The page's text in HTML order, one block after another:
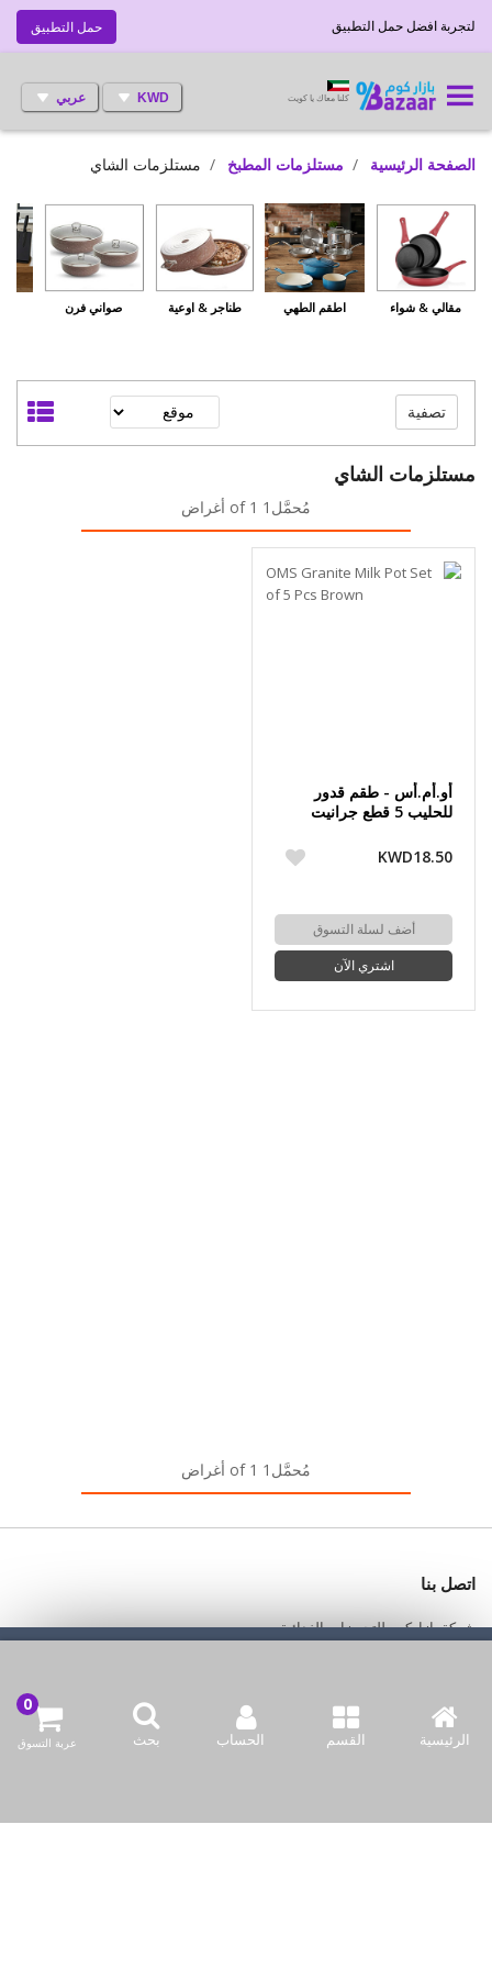
السماح للكوكيز
حمل التطبيق لتجربة افضل حمل التطبيق
KWD عربي كلنا معاك يا كويت
الرئيسية القسم الحساب بحث عربة التسوق
الصفحة الرئيسية مستلزمات المطبخ مستلزمات الشاي
مقالي & شواء اطقم الطهي طناجر & اوعية صواني فرن
مستلزمات الشاي
مُحمَّل1 of 1 أغراض
أو.أم.أس - طقم قدور
للحليب 5 قطع جرانيت
KWD18.50
أضف لسلة التسوق
اشتري الآن
مُحمَّل1 of 1 أغراض
تصفية
اتصل بنا
شركة بازاركوم للتجهيزات الغدائية
info@bazaar.com.kw